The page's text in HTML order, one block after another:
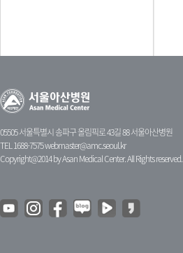
05505 서울특별시 송파구 올림픽로 43길 88 서울아산병원
TEL 1688-7575webmaster@amc.seoul.kr
Copyright@2014 by Asan Medical Center. All Rights reserved.